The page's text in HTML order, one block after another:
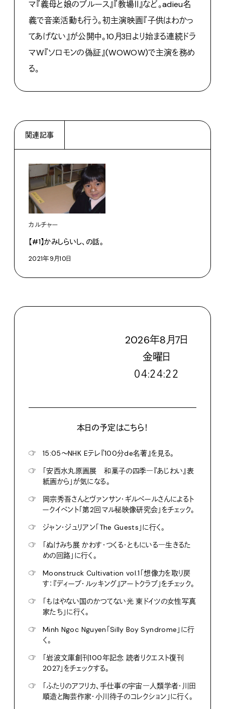
マ『義母と娘のブルース』『教場Ⅱ』など。adieu名
義で音楽活動も行う。初主演映画『子供はわかっ
てあげない』が公開中。10月3日より始まる連続ドラ
マW『ソロモンの偽証』(WOWOW)で主演を務め
る。
関連記事
カルチャー
【#1】かみしらいし、の話。
2021年9月10日
2026年8月7日
金曜日
０４:２４:２３
本日の予定はこちら！
☞
15:05〜NHK Eテレ『100分de名著』を見る。
☞
「安西水丸原画展 和菓子の四季―『あじわい』表
紙画から」が気になる。
☞
岡宗秀吾さんとヴァンサン・ギルベールさんによるト
ークイベント「第2回マル秘映像研究会」をチェック。
☞
ジャン・ジュリアン「The Guests」に行く。
☞
「ぬけみち展 かわす・つくる・ともにいる―生きるた
めの回路」に行く。
☞
Moonstruck Cultivation vol.1「想像力を取り戻
す：『ディープ・ルッキング』アートクラブ」をチェック。
☞
「もはやない国のかつてない光 東ドイツの女性写真
家たち」に行く。
☞
Minh Ngoc Nguyen「Silly Boy Syndrome」に行
く。
☞
「岩波文庫創刊100年記念 読者リクエスト復刊
2027」をチェックする。
☞
「ふたりのアフリカ、手仕事の宇宙―人類学者・川田
順造と陶芸作家・小川待子のコレクション」に行く。